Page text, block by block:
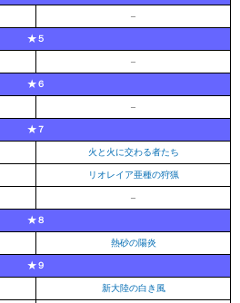
–
★５
–
★６
–
★７
火と火に交わる者たち
リオレイア亜種の狩猟
–
★８
熱砂の陽炎
★９
新大陸の白き風